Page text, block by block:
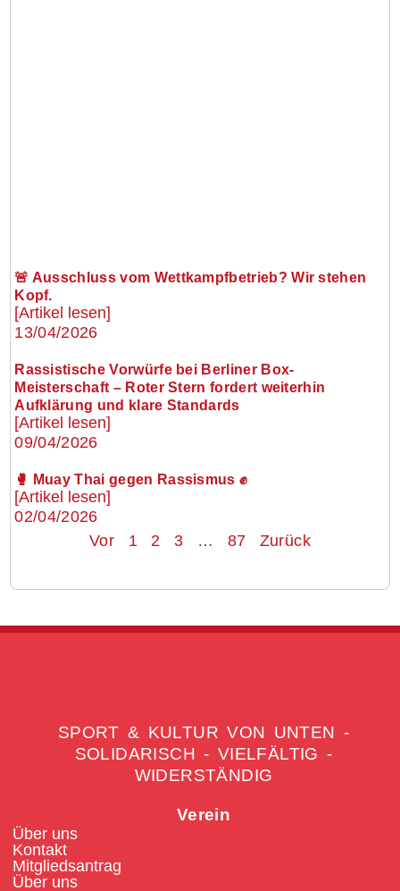
🚨 Ausschluss vom Wettkampfbetrieb? Wir stehen
Kopf.
[Artikel lesen]
13/04/2026
Rassistische Vorwürfe bei Berliner Box-
Meisterschaft – Roter Stern fordert weiterhin
Aufklärung und klare Standards
[Artikel lesen]
09/04/2026
🥊 Muay Thai gegen Rassismus ✊
[Artikel lesen]
02/04/2026
Vor
1 2 3 … 87 Zurück
SPORT & KULTUR VON UNTEN -
SOLIDARISCH - VIELFÄLTIG -
WIDERSTÄNDIG
Verein
Über uns
Kontakt
Mitgliedsantrag
Über uns